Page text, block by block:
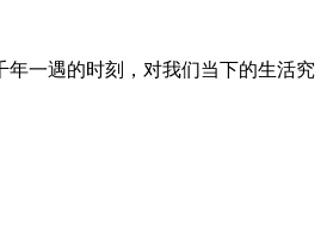
一遇的时刻，对我们当下的生活究